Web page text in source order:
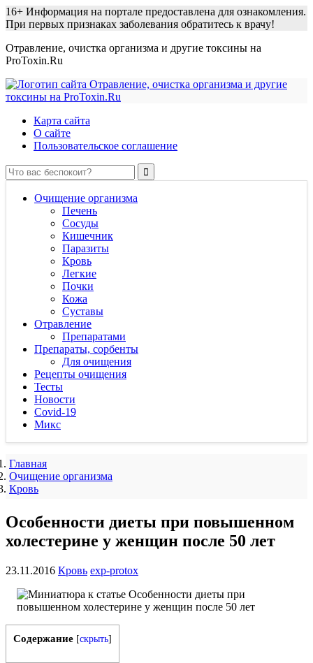
16+ Информация на портале предоставлена для ознакомления.
При первых признаках заболевания обратитесь к врачу!
Отравление, очистка организма и другие токсины на
ProToxin.Ru
Карта сайта
О сайте
Пользовательское соглашение
Очищение организма
Печень
Сосуды
Кишечник
Паразиты
Кровь
Легкие
Почки
Кожа
Суставы
Отравление
Препаратами
Препараты, сорбенты
Для очищения
Рецепты очищения
Тесты
Новости
Covid-19
Микс
Главная
Очищение организма
Кровь
Особенности диеты при повышенном
холестерине у женщин после 50 лет
23.11.2016 Кровь exp-protox
Содержание [скрыть]